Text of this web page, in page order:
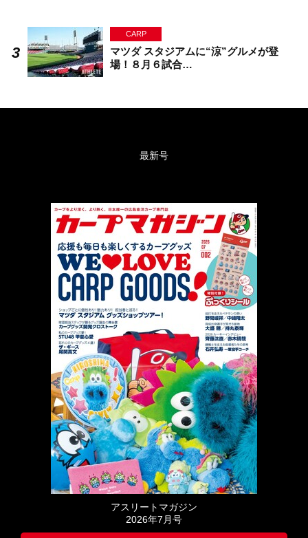
CARP
マツダ スタジアムに“涼”グルメが登
場！８月６試合…
最新号
アスリートマガジン
2026年7月号